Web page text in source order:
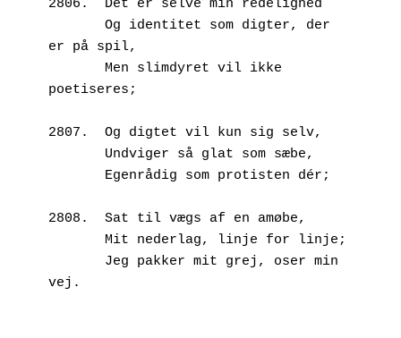
2806.  Det er selve min redelighed
er på spil,
poetiseres;
2807.  Og digtet vil kun sig selv,
       Undviger så glat som sæbe,
       Egenrådig som protisten dér;
2808.  Sat til vægs af en amøbe,
       Mit nederlag, linje for linje;
vej.